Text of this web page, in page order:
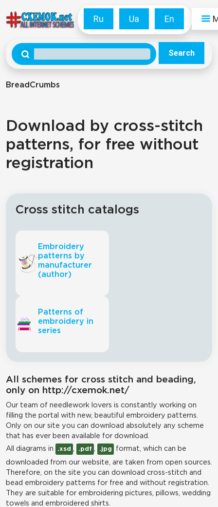
Ru Ua En
Search
BreadCrumbs
Download by cross-stitch
patterns, for free without
registration
Cross stitch catalogs
Embroidery
patterns by
manufacturer
(author)
Patterns of
embroidery in
series
All schemes for cross stitch and beading,
only on http://cxemok.net/
Our team of needlework lovers is constantly working on
filling the portal with new, beautiful embroidery patterns.
Only on our site you can download absolutely any scheme
that has ever been available for download.
All diagrams in
.xsd .pdf .jpg format, which can be
downloaded from our website, are taken from open sources.
Therefore, on the site you can download cross-stitch and
bead embroidery patterns for free and without registration.
They are suitable for embroidering pictures, pillows, wedding
towels and embroidered shirts.